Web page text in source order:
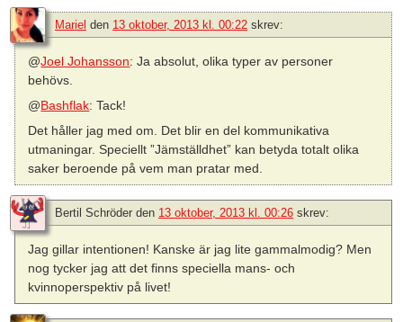
Mariel den 13 oktober, 2013 kl. 00:22 skrev:
@Joel Johansson: Ja absolut, olika typer av personer
behövs.
@Bashflak: Tack!
Det håller jag med om. Det blir en del kommunikativa
utmaningar. Speciellt ”Jämställdhet” kan betyda totalt olika
saker beroende på vem man pratar med.
Bertil Schröder den 13 oktober, 2013 kl. 00:26 skrev:
Jag gillar intentionen! Kanske är jag lite gammalmodig? Men
nog tycker jag att det finns speciella mans- och
kvinnoperspektiv på livet!